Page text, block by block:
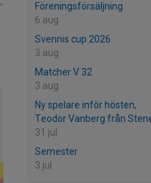
Föreningsförsäljning
6 aug
Svennis cup 2026
3 aug
Matcher V 32
3 aug
Ny spelare inför hösten,
Teodor Vanberg från
31 jul
Semester
3 jul